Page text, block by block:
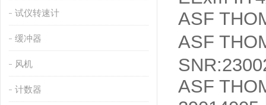
试仪转速计
缓冲器
风机
计数器
ASF
ASF
ASF